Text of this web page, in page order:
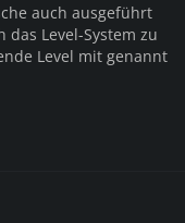
auch ausgeführt
Level-System zu
Level mit genannt